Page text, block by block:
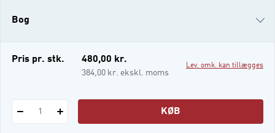
Bog
i-bog
Pris pr. stk. 480,00 kr.
384,00 kr. ekskl. moms
Lev. omk. kan tillægges
1 KØB